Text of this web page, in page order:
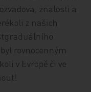
znalosti a
z našich
rovnocenným
v Evropě či ve